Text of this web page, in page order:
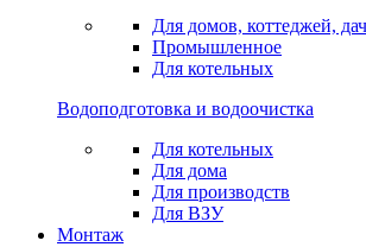
Для домов, коттеджей, дач
Промышленное
Для котельных
Водоподготовка и водоочистка
Для котельных
Для дома
Для производств
Для ВЗУ
Монтаж